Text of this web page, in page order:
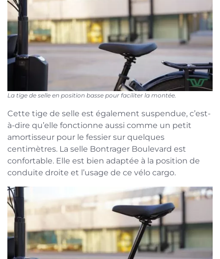
La tige de selle en position basse pour faciliter la montée.
Cette tige de selle est également suspendue, c’est-
à-dire qu’elle fonctionne aussi comme un petit
amortisseur pour le fessier sur quelques
centimètres. La selle Bontrager Boulevard est
confortable. Elle est bien adaptée à la position de
conduite droite et l’usage de ce vélo cargo.